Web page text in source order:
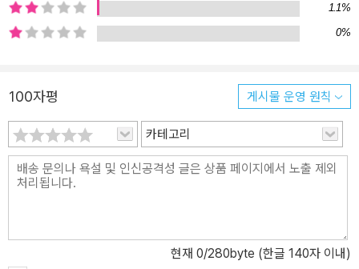
1.1%
0%
100자평 게시물 운영 원칙
카테고리
현재 0/280byte (한글 140자 이내)